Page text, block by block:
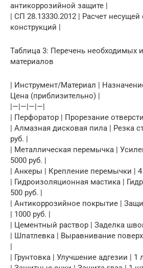
антикоррозийной защите |
| СП 28.13330.2012 | Расчет несущей
конструкций |
Таблица 3: Перечень необходимых
материалов
| Инструмент/Материал |
Цена (приблизительно) |
|—|—|—|—|
| Перфоратор | Прорезание
| Алмазная дисковая пила | Резка
руб. |
| Металлическая перемычка |
5000 руб. |
| Анкеры | Крепление перемычки |
| Гидроизоляционная мастика |
500 руб. |
| Антикоррозийное покрытие |
| 1000 руб. |
| Цементный раствор | Заделка
| Шпатлевка | Выравнивание
|
| Грунтовка | Улучшение адгезии | 1